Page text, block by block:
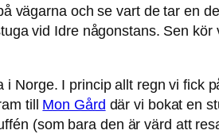
vägarna och se vart de tar en
vid Idre någonstans. Sen kör
Norge. I princip allt regn vi fick
till Mon Gård där vi bokat en
(som bara den är värd att